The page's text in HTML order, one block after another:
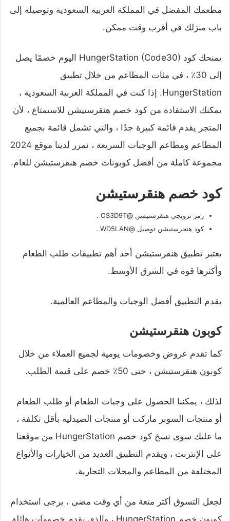
مطعمك المفضل في المملكة العربية السعودية وتوصيله إلى
باب منزلك في أقرب وقت ممكن.
يمنحك كود HungerStation (Code30) اليوم خصمًا يصل
إلى 30٪ ، في مئات المطاعم من خلال تطبيق
HungerStation. إذا كنت في المملكة العربية السعودية ،
يمكنك الاستفادة من كود خصم هنقرستيشن للاستمتاع ، لأن
المتجر يقدم قائمة كبيرة جدًا ، والتي تشمل قائمة بجميع
المطاعم ومطاعم الوجبات السريعة ، نمرر لدينا موقع 2024
مجموعة كاملة من أفضل كوبونات خصم هنقرستيشن للعام.
كود خصم هنقرستيشن
رمز ترويجي هنقرستيشن @OS3D9T .
كود هنجرستيشن توصيل @WD5LAN .
يعتبر تطبيق هنقرستيشن أحد أهم تطبيقات طلب الطعام
وأكثرها قوة في الشرق الأوسط.
يقدم التطبيق أفضل الوجبات والمطاعم العالمية.
كوبون هنقرستيشن
كما تقدم عروض وخصومات يومية لجميع العملاء من خلال
كوبون هنقرستيشن ، حتى 50٪ خصم على قيمة الطلب.
لذلك ، يمكننا الحصول على وجبات الطعام أو طلب الطعام
أو منتجات السوبر ماركت أو منتجات الصيدلية بأقل تكلفة ،
ما عليك سوى نسخ كود خصم HungerStation من موقعنا
على الإنترنت ، ويقدم التطبيق العديد من الخيارات والأنواع
المختلفة من المطاعم والمحلات التجارية.
لجعل التسوق أكثر متعة من أي وقت مضى ، يرجى استخدام